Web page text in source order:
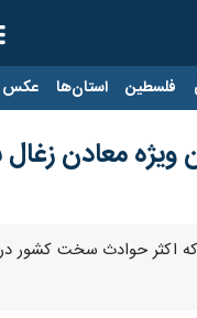
فلسطین استان‌ها عکس
ویژه معادن
که اکثر حوادث سخت